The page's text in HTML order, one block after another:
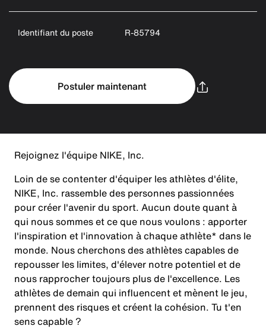
Identifiant du poste R-85794
Postuler maintenant
Rejoignez l'équipe NIKE, Inc.
Loin de se contenter d'équiper les athlètes d'élite,
NIKE, Inc. rassemble des personnes passionnées
pour créer l'avenir du sport. Aucun doute quant à
qui nous sommes et ce que nous voulons : apporter
l'inspiration et l'innovation à chaque athlète* dans le
monde. Nous cherchons des athlètes capables de
repousser les limites, d'élever notre potentiel et de
nous rapprocher toujours plus de l'excellence. Les
athlètes de demain qui influencent et mènent le jeu,
prennent des risques et créent la cohésion. Tu t'en
sens capable ?